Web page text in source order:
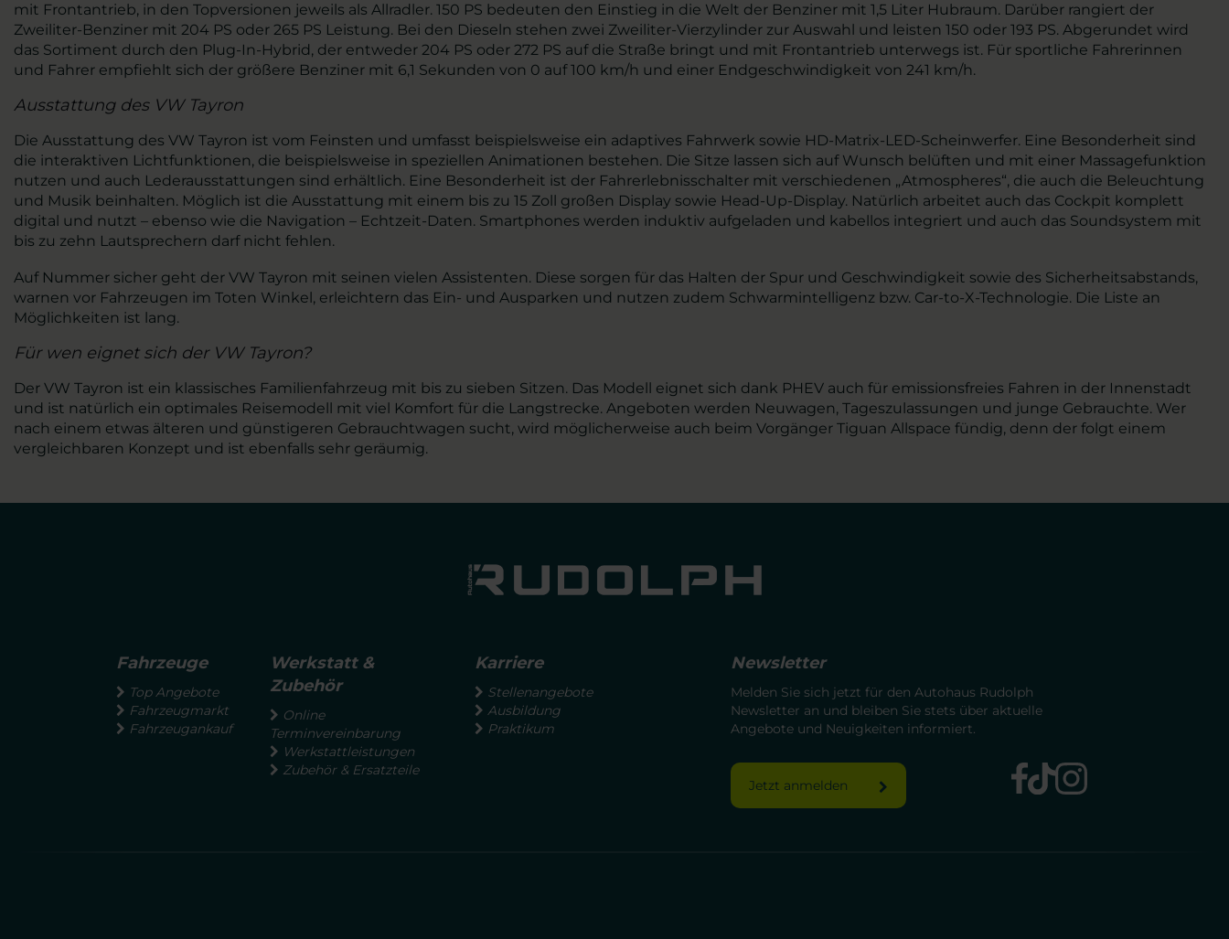
mit Frontantrieb, in den Topversionen jeweils als Allradler. 150 PS bedeuten den Einstieg in die Welt der Benziner mit 1,5 Liter Hubraum. Darüber rangiert der
Zweiliter-Benziner mit 204 PS oder 265 PS Leistung. Bei den Dieseln stehen zwei Zweiliter-Vierzylinder zur Auswahl und leisten 150 oder 193 PS. Abgerundet wird
das Sortiment durch den Plug-In-Hybrid, der entweder 204 PS oder 272 PS auf die Straße bringt und mit Frontantrieb unterwegs ist. Für sportliche Fahrerinnen
und Fahrer empfiehlt sich der größere Benziner mit 6,1 Sekunden von 0 auf 100 km/h und einer Endgeschwindigkeit von 241 km/h.
Ausstattung des VW Tayron
Die Ausstattung des VW Tayron ist vom Feinsten und umfasst beispielsweise ein adaptives Fahrwerk sowie HD-Matrix-LED-Scheinwerfer. Eine Besonderheit sind
die interaktiven Lichtfunktionen, die beispielsweise in speziellen Animationen bestehen. Die Sitze lassen sich auf Wunsch belüften und mit einer Massagefunktion
nutzen und auch Lederausstattungen sind erhältlich. Eine Besonderheit ist der Fahrerlebnisschalter mit verschiedenen „Atmospheres“, die auch die Beleuchtung
und Musik beinhalten. Möglich ist die Ausstattung mit einem bis zu 15 Zoll großen Display sowie Head-Up-Display. Natürlich arbeitet auch das Cockpit komplett
digital und nutzt – ebenso wie die Navigation – Echtzeit-Daten. Smartphones werden induktiv aufgeladen und kabellos integriert und auch das Soundsystem mit
bis zu zehn Lautsprechern darf nicht fehlen.
Auf Nummer sicher geht der VW Tayron mit seinen vielen Assistenten. Diese sorgen für das Halten der Spur und Geschwindigkeit sowie des Sicherheitsabstands,
warnen vor Fahrzeugen im Toten Winkel, erleichtern das Ein- und Ausparken und nutzen zudem Schwarmintelligenz bzw. Car-to-X-Technologie. Die Liste an
Möglichkeiten ist lang.
Für wen eignet sich der VW Tayron?
Der VW Tayron ist ein klassisches Familienfahrzeug mit bis zu sieben Sitzen. Das Modell eignet sich dank PHEV auch für emissionsfreies Fahren in der Innenstadt
und ist natürlich ein optimales Reisemodell mit viel Komfort für die Langstrecke. Angeboten werden Neuwagen, Tageszulassungen und junge Gebrauchte. Wer
nach einem etwas älteren und günstigeren Gebrauchtwagen sucht, wird möglicherweise auch beim Vorgänger Tiguan Allspace fündig, denn der folgt einem
vergleichbaren Konzept und ist ebenfalls sehr geräumig.
Fahrzeuge
Top Angebote
Fahrzeugmarkt
Fahrzeugankauf
Werkstatt &
Zubehör
Online
Terminvereinbarung
Werkstattleistungen
Zubehör & Ersatzteile
Karriere
Stellenangebote
Ausbildung
Praktikum
Newsletter
Melden Sie sich jetzt für den Autohaus Rudolph
Newsletter an und bleiben Sie stets über aktuelle
Angebote und Neuigkeiten informiert.
Jetzt anmelden